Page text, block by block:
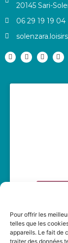
Pour offrir les
telles que les
appareils. Le fait de
traiter des données
20145 Sari-
06 29 19 19 04